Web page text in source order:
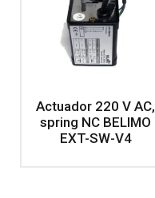
Actuador 220 V AC,
spring NC BELIMO
EXT-SW-V4